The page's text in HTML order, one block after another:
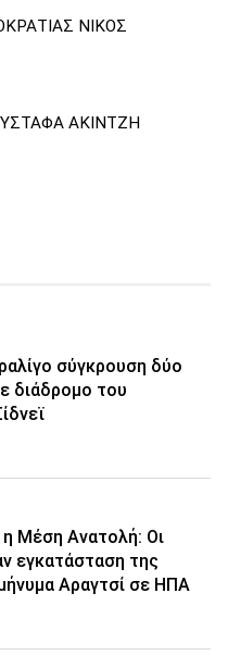
ΝΙΚΟΣ
ΑΚΙΝΤΖΗ
σύγκρουση δύο
διάδρομο του
η Μέση Ανατολή: Οι
εγκατάσταση της
Αραγτσί σε ΗΠΑ